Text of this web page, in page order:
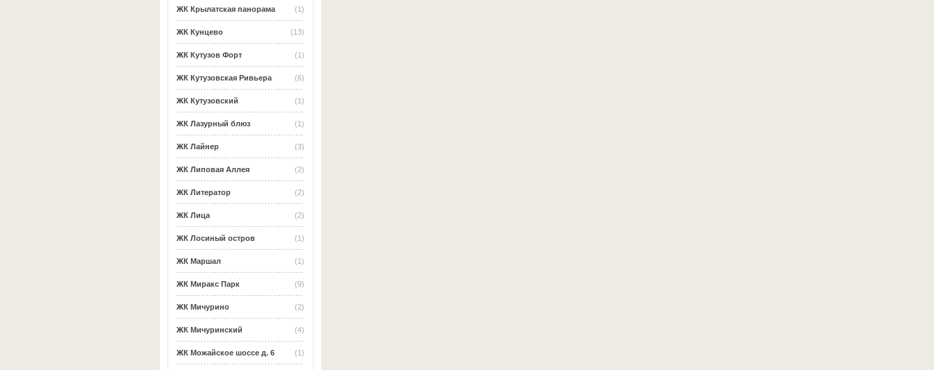
(1)
ЖК Крылатская панорама
(13)
ЖК Кунцево
(1)
ЖК Кутузов Форт
(6)
ЖК Кутузовская Ривьера
(1)
ЖК Кутузовский
(1)
ЖК Лазурный блюз
(3)
ЖК Лайнер
(2)
ЖК Липовая Аллея
(2)
ЖК Литератор
(2)
ЖК Лица
(1)
ЖК Лосиный остров
(1)
ЖК Маршал
(9)
ЖК Миракс Парк
(2)
ЖК Мичурино
(4)
ЖК Мичуринский
(1)
ЖК Можайское шоссе д. 6